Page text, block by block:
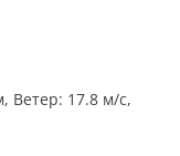
Ветер: 17.8 м/с,